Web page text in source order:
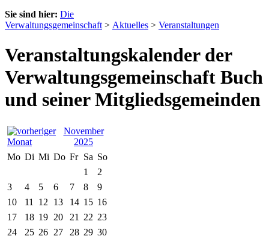
Sie sind hier: Die
Verwaltungsgemeinschaft > Aktuelles > Veranstaltungen
Veranstaltungskalender der
Verwaltungsgemeinschaft Buch
und seiner Mitgliedsgemeinden
November
2025
Mo Di Mi Do Fr Sa So
1
2
3
4 5 6 7 8
9
10
11 12 13 14 15 16
17
18 19 20 21 22 23
24
25 26 27 28 29 30